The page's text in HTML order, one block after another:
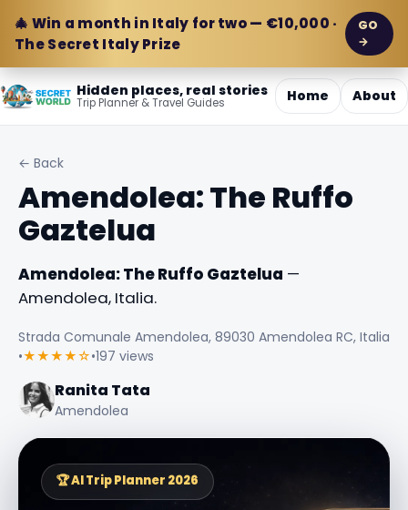
🎄 Win a month in Italy for two — €10,000 ·
The Secret Italy Prize
GO
→
Hidden places, real stories
Trip Planner & Travel Guides Home About
← Back
Amendolea: The Ruffo
Gaztelua
Amendolea: The Ruffo Gaztelua —
Amendolea, Italia.
Strada Comunale Amendolea, 89030 Amendolea RC, Italia
•★★★★☆•197 views
Ranita Tata
Amendolea
🏆 AI Trip Planner 2026